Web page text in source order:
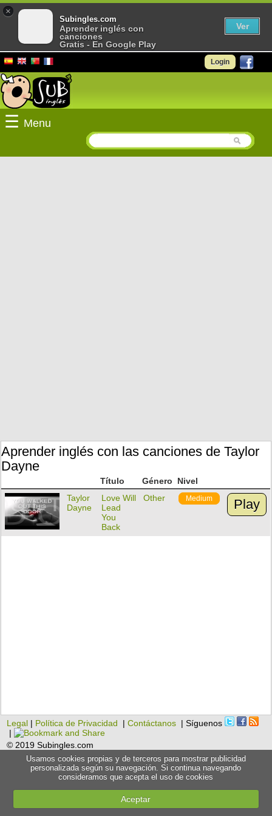
Login
☰ Menu
Aprender inglés con las canciones de Taylor
Dayne
Título Género
Nivel
Taylor
Dayne
Love Will
Lead
You
Back
Other Medium Play
Legal | Política de Privacidad |Contáctanos | Síguenos
|
© 2019 Subingles.com
Usamos cookies propias y de terceros para mostrar publicidad
personalizada según su navegación. Si continua navegando
consideramos que acepta el uso de cookies
Aceptar
×
Subingles.com
Aprender inglés con
canciones
Gratis - En Google Play
Ver